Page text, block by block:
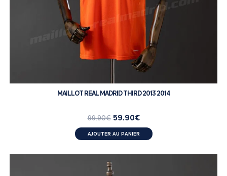
MAILLOT REAL MADRID THIRD 2013 2014
99.90€ 59.90€
AJOUTER AU PANIER